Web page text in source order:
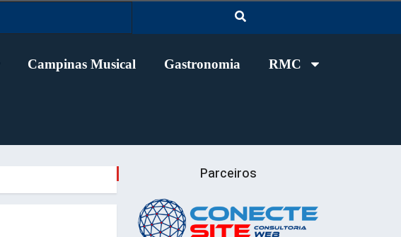
Campinas Musical Gastronomia RMC
Parceiros